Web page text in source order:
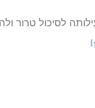
לסיכול טרור